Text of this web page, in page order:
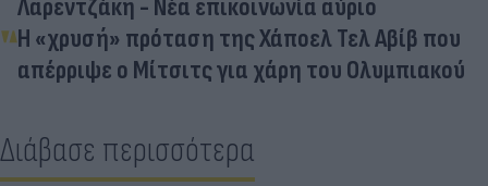
Λαρεντζάκη - Νέα επικοινωνία αύριο
Η «χρυσή» πρόταση της Χάποελ Τελ Αβίβ που
απέρριψε ο Μίτσιτς για χάρη του Ολυμπιακού
Διάβασε περισσότερα